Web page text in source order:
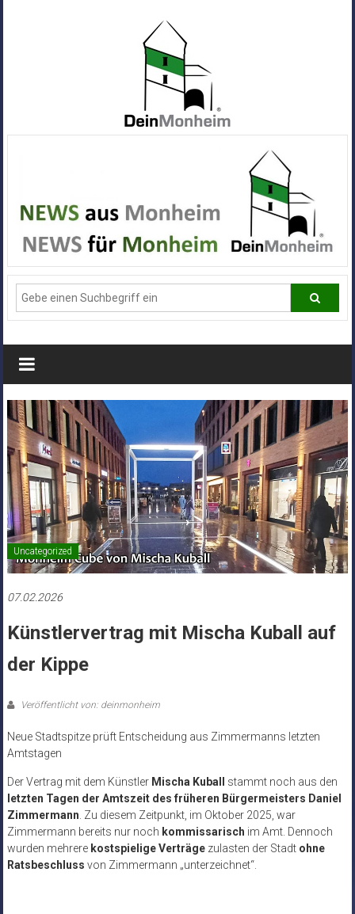
Alle
News
aus
Deiner
Stadt
Monheim
Uncategorized
07.02.2026
Künstlervertrag mit Mischa Kuball auf
der Kippe
Veröffentlicht von: deinmonheim
Neue Stadtspitze prüft Entscheidung aus Zimmermanns letzten
Amtstagen
Der Vertrag mit dem Künstler Mischa Kuball
stammt noch aus den
letzten Tagen der Amtszeit des früheren Bürgermeisters Daniel
Zimmermann . Zu diesem Zeitpunkt, im Oktober 2025, war
Zimmermann bereits nur noch kommissarisch im Amt. Dennoch
wurden mehrere kostspielige Verträgezulasten der Stadt ohne
Ratsbeschluss von Zimmermann „unterzeichnet“.